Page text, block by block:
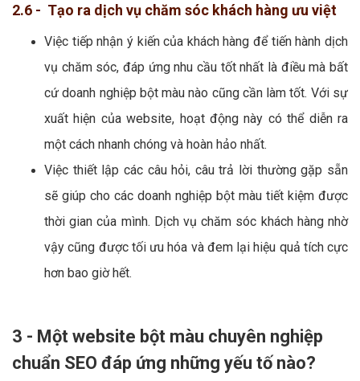
2.6 - Tạo ra dịch vụ chăm sóc khách hàng ưu việt
Việc tiếp nhận ý kiến của khách hàng để tiến hành dịch
vụ chăm sóc, đáp ứng nhu cầu tốt nhất là điều mà bất
cứ doanh nghiệp bột màu nào cũng cần làm tốt. Với sự
xuất hiện của website, hoạt động này có thể diễn ra
một cách nhanh chóng và hoàn hảo nhất.
Việc thiết lập các câu hỏi, câu trả lời thường gặp sẵn
sẽ giúp cho các doanh nghiệp bột màu tiết kiệm được
thời gian của mình. Dịch vụ chăm sóc khách hàng nhờ
vậy cũng được tối ưu hóa và đem lại hiệu quả tích cực
hơn bao giờ hết.
3 - Một website bột màu chuyên nghiệp
chuẩn SEO đáp ứng những yếu tố nào?